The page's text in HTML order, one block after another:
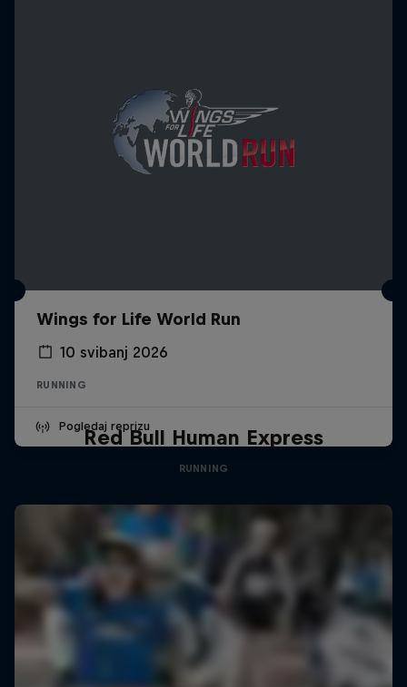
Wings for Life World Run
10 svibanj 2026
RUNNING
Pogledaj reprizu
Red Bull Human Express
RUNNING